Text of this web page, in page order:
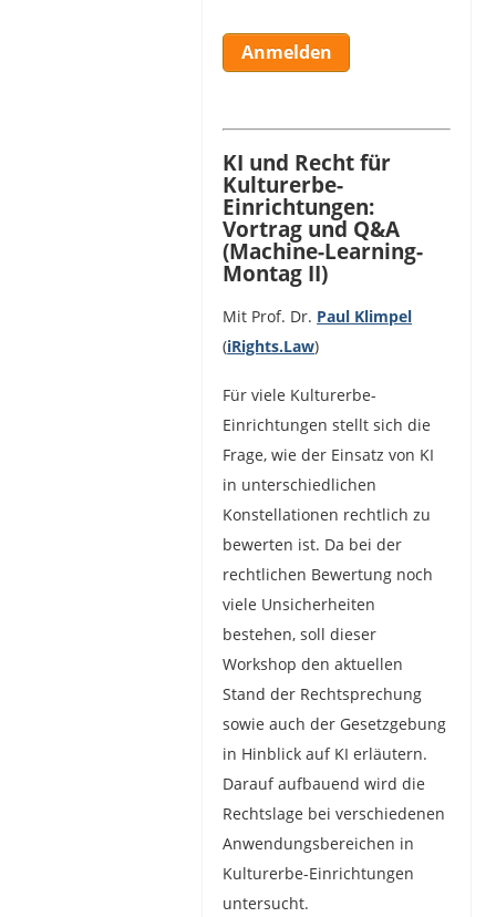
Anmelden
KI und Recht für
Kulturerbe-
Einrichtungen:
Vortrag und Q&A
(Machine-Learning-
Montag II)
Mit Prof. Dr. Paul Klimpel
(iRights.Law)
Für viele Kulturerbe-
Einrichtungen stellt sich die
Frage, wie der Einsatz von KI
in unterschiedlichen
Konstellationen rechtlich zu
bewerten ist. Da bei der
rechtlichen Bewertung noch
viele Unsicherheiten
bestehen, soll dieser
Workshop den aktuellen
Stand der Rechtsprechung
sowie auch der Gesetzgebung
in Hinblick auf KI erläutern.
Darauf aufbauend wird die
Rechtslage bei verschiedenen
Anwendungsbereichen in
Kulturerbe-Einrichtungen
untersucht.